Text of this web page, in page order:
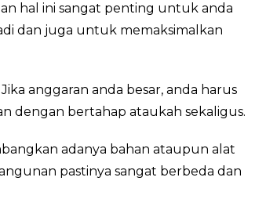
hal ini sangat penting untuk anda
dan juga untuk memaksimalkan
anggaran anda besar, anda harus
dengan bertahap ataukah sekaligus.
adanya bahan ataupun alat
pastinya sangat berbeda dan